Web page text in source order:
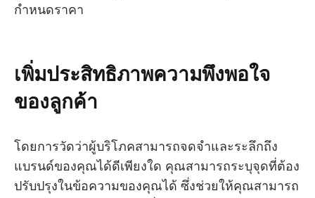
กำหนดราคา
เพิ่มประสิทธิภาพความพึงพอใจ
ของลูกค้า
โดยการวัดว่าผู้บริโภคสามารถจดจำและระลึกถึง
แบรนด์ของคุณได้ดีเพียงใด คุณสามารถระบุจุดที่ต้อง
ปรับปรุงในข้อความของคุณได้ ซึ่งช่วยให้คุณสามารถ